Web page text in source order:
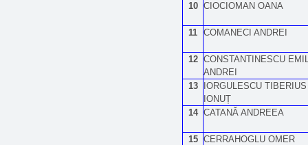
10 CIOCIOMAN OANA
11 COMANECI ANDREI
12 CONSTANTINESCU
ANDREI
13
IORGULESCU TIBERIUS
IONUȚ
14 CATANĂ ANDREEA
15 CERRAHOGLU OMER